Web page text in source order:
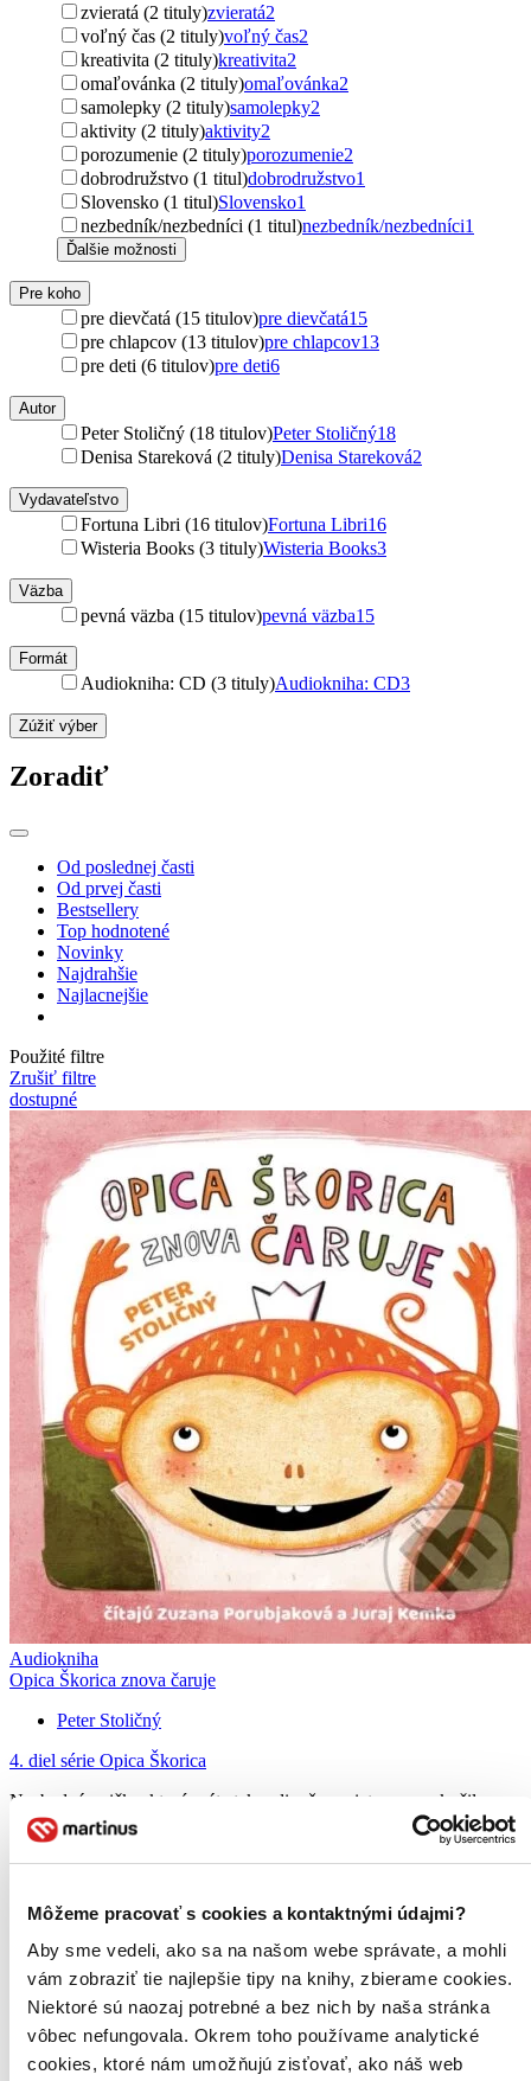
Môžeme pracovať s cookies a kontaktnými údajmi?
Aby sme vedeli, ako sa na našom webe správate, a mohli
vám zobraziť tie najlepšie tipy na knihy, zbierame cookies.
Niektoré sú naozaj potrebné a bez nich by naša stránka
vôbec nefungovala. Okrem toho používame analytické
cookies, ktoré nám umožňujú zisťovať, ako náš web
zvieratá (2 tituly)zvieratá2
voľný čas (2 tituly)voľný čas2
kreativita (2 tituly)kreativita2
omaľovánka (2 tituly)omaľovánka2
samolepky (2 tituly)samolepky2
aktivity (2 tituly)aktivity2
porozumenie (2 tituly)porozumenie2
dobrodružstvo (1 titul)dobrodružstvo1
Slovensko (1 titul)Slovensko1
nezbedník/nezbedníci (1 titul)nezbedník/nezbedníci1
Ďalšie možnosti
Pre koho
pre dievčatá (15 titulov)pre dievčatá15
pre chlapcov (13 titulov)pre chlapcov13
pre deti (6 titulov)pre deti6
Autor
Peter Stoličný (18 titulov)Peter Stoličný18
Denisa Stareková (2 tituly)Denisa Stareková2
Vydavateľstvo
Fortuna Libri (16 titulov)Fortuna Libri16
Wisteria Books (3 tituly)Wisteria Books3
Väzba
pevná väzba (15 titulov)pevná väzba15
Formát
Audiokniha: CD (3 tituly)Audiokniha: CD3
Zúžiť výber
Zoradiť
Od poslednej časti
Od prvej časti
Bestsellery
Top hodnotené
Novinky
Najdrahšie
Najlacnejšie
Použité filtre
Zrušiť filtre
dostupné
Audiokniha
Opica Škorica znova čaruje
Peter Stoličný
4. diel série Opica Škorica
Nezbedná opička, ktorú máte tak radi, už po piaty raz vyskočila z
rozprávkovej audioknižky, aby vás pobavila ďalšími
dobrodružstvami. Už viete, že rada vyvádza smiešne kúsky a čaruje.
No pozor! Nie vždy sa jej šibalstvá vydaria...
Audiokniha
MP3 na CD
12,26 €
Do 3 – 4 dní
Tento produkt momentálne nemáme na sklade, ale zvyčajne
vám ho vieme zabezpečiť a odoslať do 3 – 4 dní. A
posnažíme sa aj trochu rýchlejšie!
Pridať do zoznamu
Vložiť do košíka